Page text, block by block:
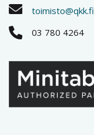
toimisto@qkk.fi
03 780 4264